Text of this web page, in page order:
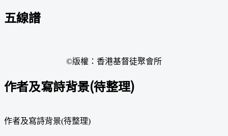
五線譜
©版權：香港基督徒聚會所
作者及寫詩背景(待整理)
作者及寫詩背景(待整理)